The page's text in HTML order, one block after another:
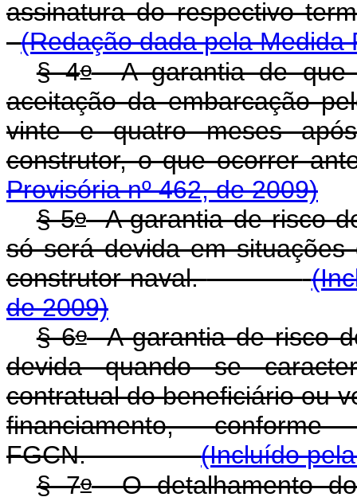
assinatura do respectivo
(Redação dada pela Medida
§ 4oA garantia de
aceitação da embarcação
vinte e quatro meses
construtor, o que ocorrer
Provisória nº 462, de 2009)
§ 5oA garantia de risco
só será devida em
construtor naval.
de 2009)
§ 6oA garantia de risco
devida quando se
contratual do beneficiário ou
financiamento,
FGCN.(Incluído
§ 7oO detalhamento